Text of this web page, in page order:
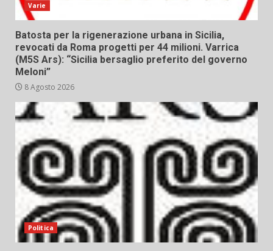
Varie
Batosta per la rigenerazione urbana in Sicilia,
revocati da Roma progetti per 44 milioni. Varrica
(M5S Ars): “Sicilia bersaglio preferito del governo
Meloni”
8 Agosto 2026
Politica